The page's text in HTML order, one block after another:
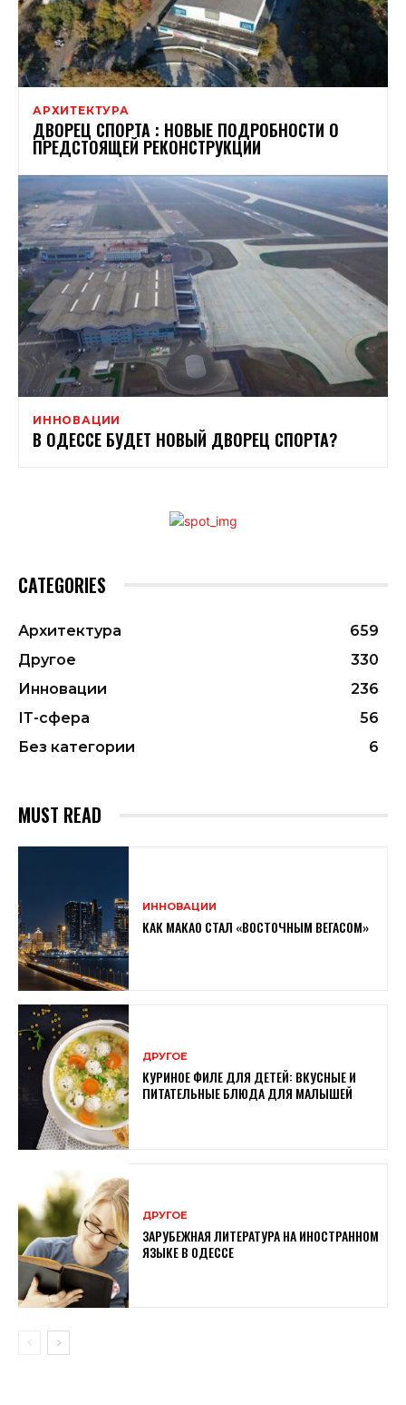
АРХИТЕКТУРА
ДВОРЕЦ СПОРТА : НОВЫЕ ПОДРОБНОСТИ О
ПРЕДСТОЯЩЕЙ РЕКОНСТРУКЦИИ
ИННОВАЦИИ
В ОДЕССЕ БУДЕТ НОВЫЙ ДВОРЕЦ СПОРТА?
CATEGORIES
Архитектура
659
Другое
330
Инновации
236
ІТ-сфера
56
Без категории
6
MUST READ
ИННОВАЦИИ
КАК МАКАО СТАЛ «ВОСТОЧНЫМ ВЕГАСОМ»
ДРУГОЕ
КУРИНОЕ ФИЛЕ ДЛЯ ДЕТЕЙ: ВКУСНЫЕ И
ПИТАТЕЛЬНЫЕ БЛЮДА ДЛЯ МАЛЫШЕЙ
ДРУГОЕ
ЗАРУБЕЖНАЯ ЛИТЕРАТУРА НА ИНОСТРАННОМ
ЯЗЫКЕ В ОДЕССЕ